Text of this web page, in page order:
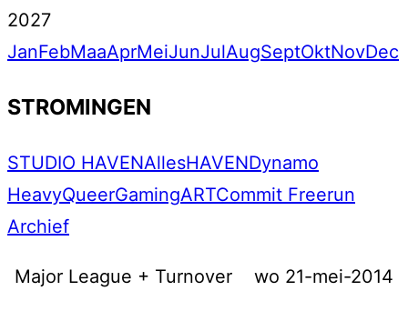
2027
JanFebMaaAprMeiJunJulAugSeptOktNovDec
STROMINGEN
STUDIO HAVENAllesHAVENDynamo
HeavyQueerGamingARTCommit Freerun
Archief
Major League + Turnover wo 21-mei-2014